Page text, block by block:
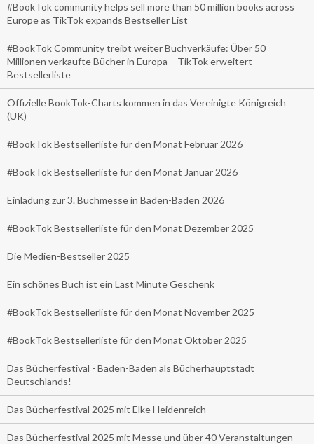
#BookTok community helps sell more than 50 million books across
Europe as TikTok expands Bestseller List
#BookTok Community treibt weiter Buchverkäufe: Über 50
Millionen verkaufte Bücher in Europa – TikTok erweitert
Bestsellerliste
Offizielle BookTok-Charts kommen in das Vereinigte Königreich
(UK)
#BookTok Bestsellerliste für den Monat Februar 2026
#BookTok Bestsellerliste für den Monat Januar 2026
Einladung zur 3. Buchmesse in Baden-Baden 2026
#BookTok Bestsellerliste für den Monat Dezember 2025
Die Medien-Bestseller 2025
Ein schönes Buch ist ein Last Minute Geschenk
#BookTok Bestsellerliste für den Monat November 2025
#BookTok Bestsellerliste für den Monat Oktober 2025
Das Bücherfestival - Baden-Baden als Bücherhauptstadt
Deutschlands!
Das Bücherfestival 2025 mit Elke Heidenreich
Das Bücherfestival 2025 mit Messe und über 40 Veranstaltungen